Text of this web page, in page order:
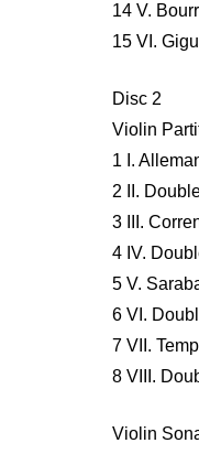
14 V.
15 VI.
Disc 2
Violin
1 I.
2 II.
3 III.
4 IV.
5 V.
6 VI.
7 VII.
8 VIII.
Violin